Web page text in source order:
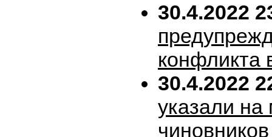
30.4.2022
конфликта
30.4.2022
указали на